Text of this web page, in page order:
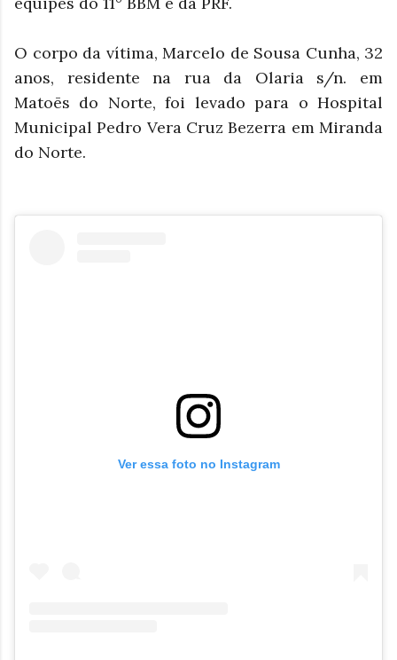
O corpo da vítima, Marcelo de Sousa Cunha, 32
anos, residente na rua da Olaria s/n. em
Matoēs do Norte, foi levado para o Hospital
Municipal Pedro Vera Cruz Bezerra em Miranda
do Norte.
Ver essa foto no Instagram